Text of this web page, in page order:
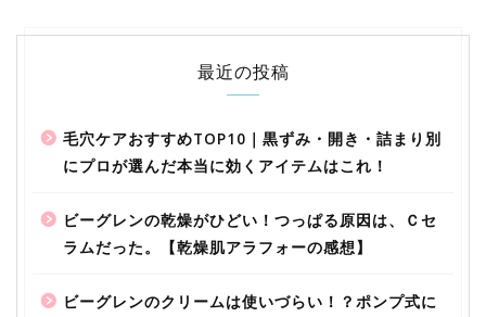
最近の投稿
毛穴ケアおすすめTOP10｜黒ずみ・開き・詰まり別
にプロが選んだ本当に効くアイテムはこれ！
ビーグレンの乾燥がひどい！つっぱる原因は、Ｃセ
ラムだった。【乾燥肌アラフォーの感想】
ビーグレンのクリームは使いづらい！？ポンプ式に